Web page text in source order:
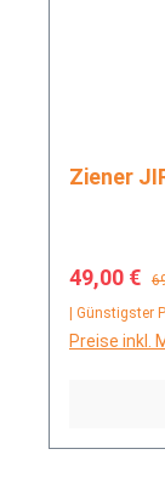
49,00 €
| Günstigster
Preise inkl.